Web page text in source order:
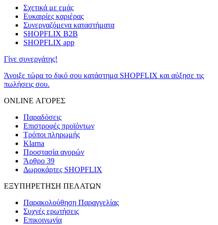
Σχετικά με εμάς
Ευκαιρίες καριέρας
Συνεργαζόμενα καταστήματα
SHOPFLIX B2B
SHOPFLIX app
Γίνε συνεργάτης!
Άνοιξε τώρα το δικό σου κατάστημα SHOPFLIX και αύξησε τις
πωλήσεις σου.
ONLINE ΑΓΟΡΕΣ
Παραδόσεις
Επιστροφές προϊόντων
Τρόποι πληρωμής
Klarna
Προστασία αγορών
Άρθρο 39
Δωροκάρτες SHOPFLIX
ΕΞΥΠΗΡΕΤΗΣΗ ΠΕΛΑΤΩΝ
Παρακολούθηση Παραγγελίας
Συχνές ερωτήσεις
Επικοινωνία